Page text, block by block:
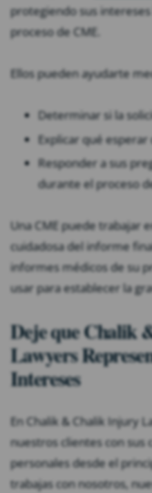
protegiendo sus
proceso de CME.
Ellos pueden ayudarte
Determinar si la
Explicar qué esperar
Responder a sus
durante el proceso
Una CME puede trabajar
cuidadosa del informe
informes médicos de su
usar para establecer la
Deje que Chalik
Lawyers
Intereses
En Chalik & Chalik Injury
nuestros clientes con sus
personales desde el
trabajas con nosotros,